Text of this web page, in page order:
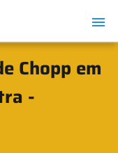
Chopp em
-